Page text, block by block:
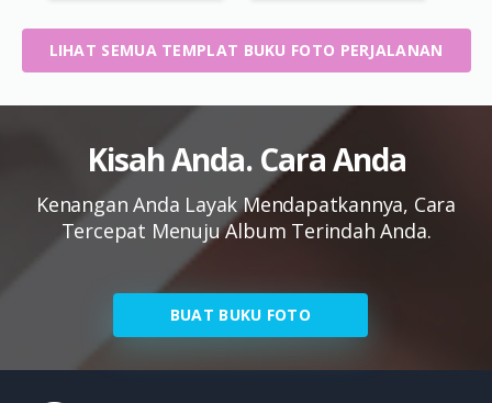
LIHAT SEMUA TEMPLAT BUKU FOTO PERJALANAN
Kisah Anda. Cara Anda
Kenangan Anda Layak Mendapatkannya, Cara
Tercepat Menuju Album Terindah Anda.
BUAT BUKU FOTO